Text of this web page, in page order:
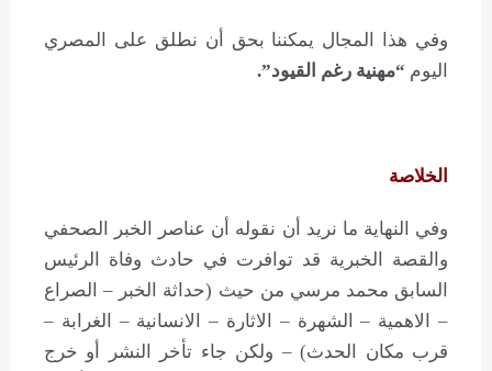
وفي هذا المجال يمكننا بحق أن نطلق على المصري
اليوم “مهنية رغم القيود”.
الخلاصة
وفي النهاية ما نريد أن نقوله أن عناصر الخبر الصحفي
والقصة الخبرية قد توافرت في حادث وفاة الرئيس
السابق محمد مرسي من حيث (حداثة الخبر – الصراع
– الاهمية – الشهرة – الاثارة – الانسانية – الغرابة –
قرب مكان الحدث) – ولكن جاء تأخر النشر أو خرج